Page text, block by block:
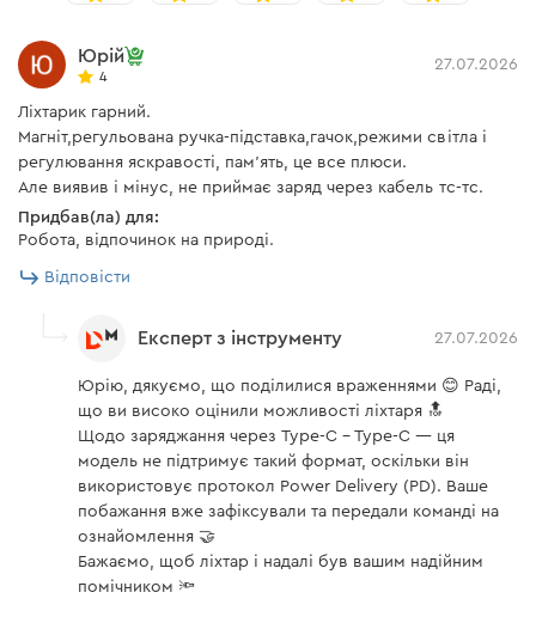
Dnipro-M CFL-36M ULTRA"
Юрій
4
27.07.2026
Ліхтарик гарний.
Магніт,регульована ручка-підставка,гачок,режими світла і
регулювання яскравості, пам'ять, це все плюси.
Але виявив і мінус, не приймає заряд через кабель тс-тс.
Придбав(ла) для:
Робота, відпочинок на природі.
Відповісти
Експерт з інструменту 27.07.2026
Юрію, дякуємо, що поділилися враженнями 😊 Раді,
що ви високо оцінили можливості ліхтаря 🔝
Щодо заряджання через Type-C – Type-C — ця
модель не підтримує такий формат, оскільки він
використовує протокол Power Delivery (PD). Ваше
побажання вже зафіксували та передали команді на
ознайомлення 🤝
Бажаємо, щоб ліхтар і надалі був вашим надійним
помічником 🔦